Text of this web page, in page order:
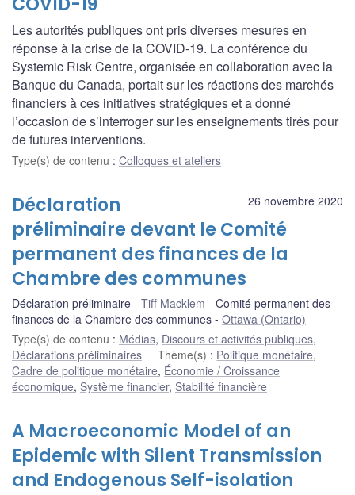
Les autorités publiques ont pris diverses mesures en
réponse à la crise de la COVID-19. La conférence du
Systemic Risk Centre, organisée en collaboration avec la
Banque du Canada, portait sur les réactions des marchés
financiers à ces initiatives stratégiques et a donné
l’occasion de s’interroger sur les enseignements tirés pour
de futures interventions.
Type(s) de contenu : Colloques et ateliers
26 novembre 2020
Déclaration
préliminaire devant le Comité
permanent des finances de la
Chambre des communes
Déclaration préliminaire Tiff Macklem
Comité permanent des
finances de la Chambre des communes
Ottawa (Ontario)
Type(s) de contenu : Médias, Discours et activités publiques,
Déclarations préliminaires
Thème(s) : Politique monétaire,
Cadre de politique monétaire, Économie / Croissance
économique, Système financier, Stabilité financière
A Macroeconomic Model of an
Epidemic with Silent Transmission
and Endogenous Self-isolation